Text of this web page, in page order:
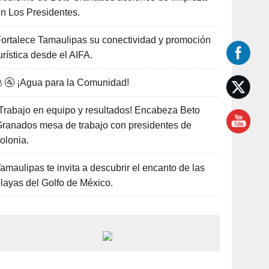
Los Presidentes.
Tamaulipas su conectividad y promoción
desde el AIFA.
¡Agua para la Comunidad!
en equipo y resultados! Encabeza Beto
mesa de trabajo con presidentes de
te invita a descubrir el encanto de las
del Golfo de México.